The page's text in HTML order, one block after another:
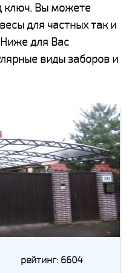
ключ. Вы можете
для частных так и
для Вас
виды заборов и
рейтинг: 6604